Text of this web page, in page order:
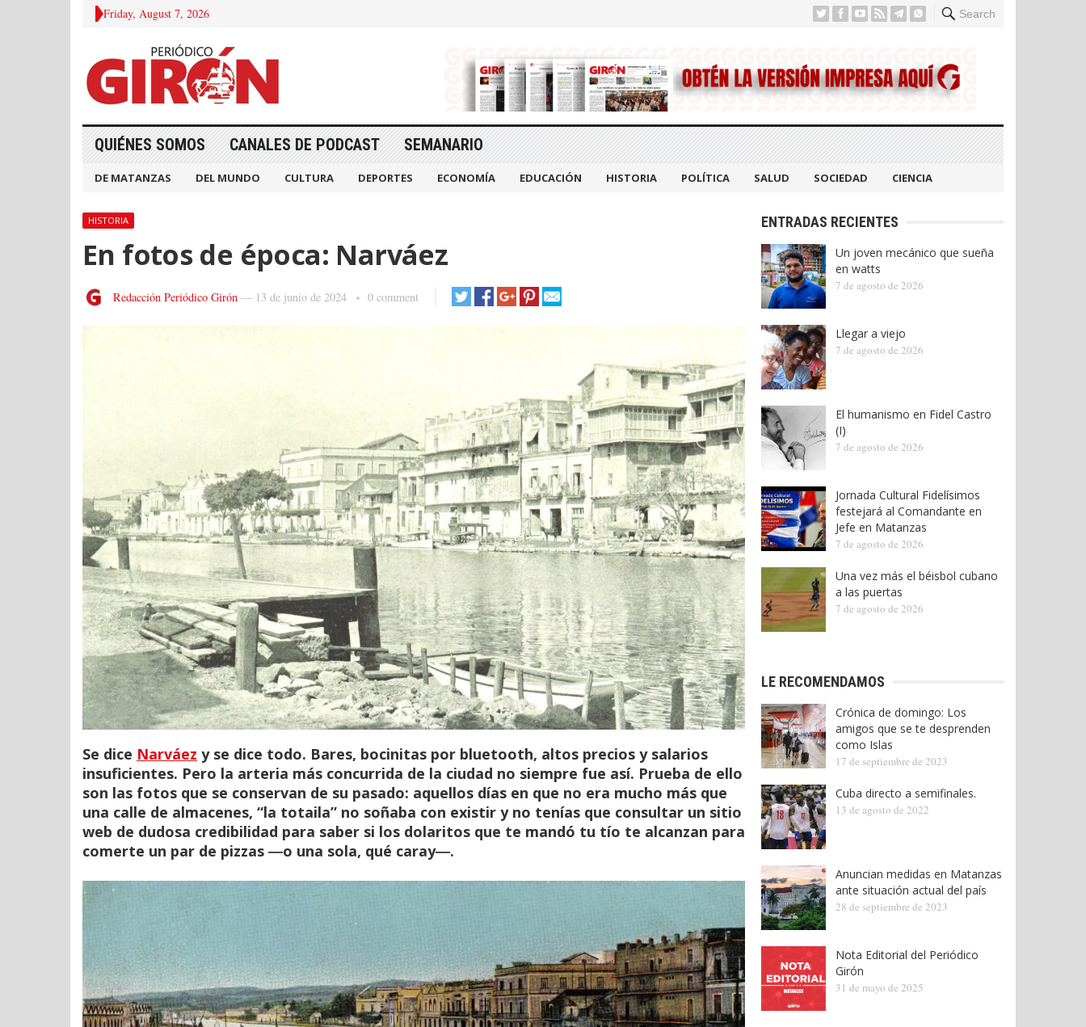
Friday, August 7, 2026 Search
QUIÉNES SOMOS CANALES DE PODCAST SEMANARIO
DE MATANZAS DEL MUNDO CULTURA DEPORTES ECONOMÍA EDUCACIÓN HISTORIA POLÍTICA SALUD SOCIEDAD CIENCIA
HISTORIA
En fotos de época: Narváez
Redacción Periódico Girón — 13 de junio de 2024 0 comment
Se dice Narváez y se dice todo. Bares, bocinitas por bluetooth, altos precios y salarios
insuficientes. Pero la arteria más concurrida de la ciudad no siempre fue así. Prueba de ello
son las fotos que se conservan de su pasado: aquellos días en que no era mucho más que
una calle de almacenes, “la totaila” no soñaba con existir y no tenías que consultar un sitio
web de dudosa credibilidad para saber si los dolaritos que te mandó tu tío te alcanzan para
comerte un par de pizzas ―o una sola, qué caray―.
ENTRADAS RECIENTES
Un joven mecánico que sueña
en watts
7 de agosto de 2026
Llegar a viejo
7 de agosto de 2026
El humanismo en Fidel Castro
(I)
7 de agosto de 2026
Jornada Cultural Fidelísimos
festejará al Comandante en
Jefe en Matanzas
7 de agosto de 2026
Una vez más el béisbol cubano
a las puertas
7 de agosto de 2026
LE RECOMENDAMOS
Crónica de domingo: Los
amigos que se te desprenden
como Islas
17 de septiembre de 2023
Cuba directo a semifinales.
13 de agosto de 2022
Anuncian medidas en Matanzas
ante situación actual del país
28 de septiembre de 2023
Nota Editorial del Periódico
Girón
31 de mayo de 2025